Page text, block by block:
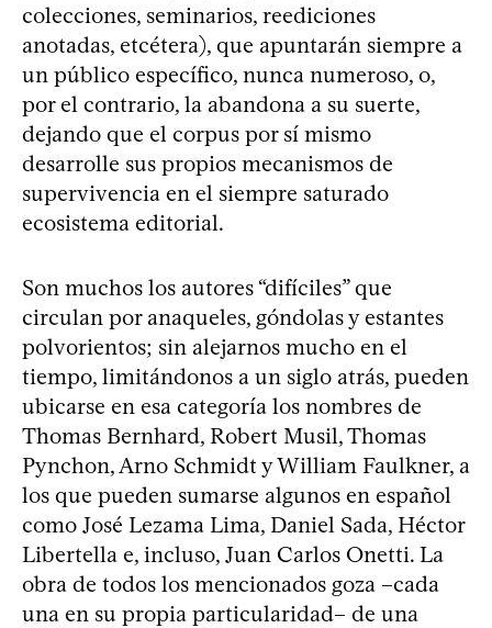
colecciones, seminarios, reediciones
anotadas, etcétera), que apuntarán siempre a
un público específico, nunca numeroso, o,
por el contrario, la abandona a su suerte,
dejando que el corpus por sí mismo
desarrolle sus propios mecanismos de
supervivencia en el siempre saturado
ecosistema editorial.
Son muchos los autores “difíciles” que
circulan por anaqueles, góndolas y estantes
polvorientos; sin alejarnos mucho en el
tiempo, limitándonos a un siglo atrás, pueden
ubicarse en esa categoría los nombres de
Thomas Bernhard, Robert Musil, Thomas
Pynchon, Arno Schmidt y William Faulkner, a
los que pueden sumarse algunos en español
como José Lezama Lima, Daniel Sada, Héctor
Libertella e, incluso, Juan Carlos Onetti. La
obra de todos los mencionados goza –cada
una en su propia particularidad– de una